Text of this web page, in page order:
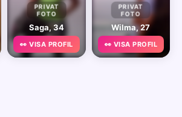
PRIVAT
FOTO
Saga, 34
👀 VISA PROFIL
PRIVAT
FOTO
Wilma, 27
👀 VISA PROFIL